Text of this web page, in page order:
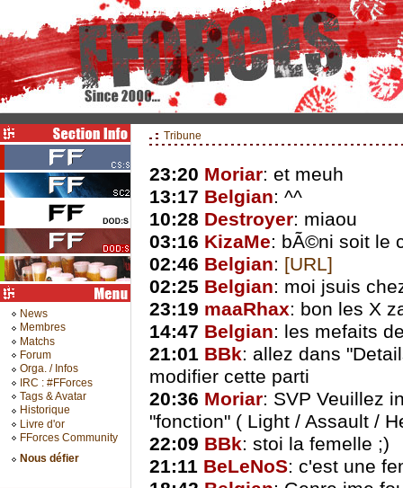
News
Membres
Matchs
Forum
Orga. / Infos
IRC : #FForces
Tags & Avatar
Historique
Livre d'or
FForces Community
Nous défier
Tribune
23:20 Moriar: et meuh
13:17 Belgian: ^^
10:28 Destroyer: miaou
03:16 KizaMe: bÃ©ni soit le
02:46 Belgian: [URL]
02:25 Belgian: moi jsuis
23:19 maaRhax: bon les X
14:47 Belgian: les mefaits
21:01 BBk: allez dans
modifier cette parti
20:36 Moriar: SVP Veuillez
"fonction" ( Light / Assault /
22:09 BBk: stoi la femelle ;)
21:11 BeLeNoS: c'est une